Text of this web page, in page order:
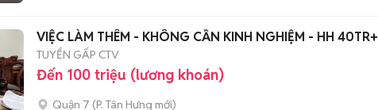
VIỆC LÀM THÊM - KHÔNG CẦN KINH NGHIỆM - HH 40TR+
TUYỂN GẤP CTV
Đến 100 triệu (lương khoán)
Quận 7 (P. Tân Hưng mới)